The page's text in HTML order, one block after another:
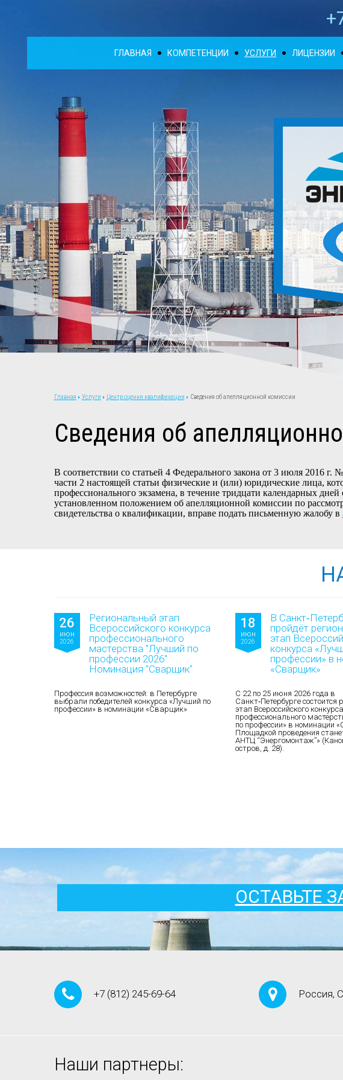
ГЛАВНАЯ КОМПЕТЕНЦИИ УСЛУГИ ЛИЦЕНЗИИ
Главная Услуги Центр оценки квалификации Сведения об апелляционной комиссии
Сведения об
В соответствии со статьей 4 Федерального закона от 3 июля 2016
части 2 настоящей статьи физические и (или) юридические лица,
профессионального экзамена, в течение тридцати календарных
установленном положением об апелляционной комиссии по
свидетельства о квалификации, вправе подать письменную жалобу в
26
июн
2026
Региональный этап
Всероссийского конкурса
профессионального
мастерства "Лучший по
профессии 2026"
Номинация "Сварщик"
Профессия возможностей: в Петербурге
выбрали победителей конкурса «Лучший по
профессии» в номинации «Сварщик»
18
июн
2026
В
пройдёт
этап
конкурса
профессии» в
«Сварщик»
С 22 по 25 июня 2026 года в
Санкт‑Петербурге состоится
этап Всероссийского конкурса
профессионального
по профессии» в номинации
Площадкой проведения
АНТЦ “Энергомонтаж”»
остров, д. 28).
ОСТАВЬТЕ
+7 (812) 245-69-64 Россия,
Наши партнеры: